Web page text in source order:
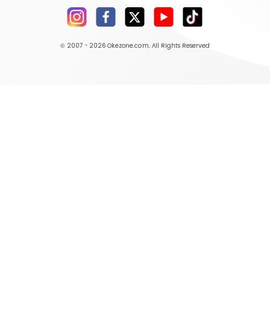
© 2007 - 2026 Okezone.com, All Rights Reserved